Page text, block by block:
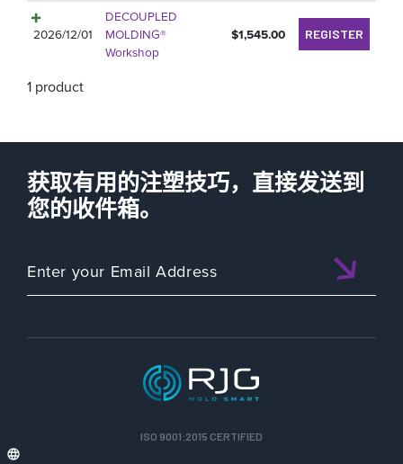
2026/12/01
DECOUPLED
MOLDING®
Workshop
$1,545.00 REGISTER
1 product
获取有用的注塑技巧，直接发送到
您的收件箱。
ISO 9001:2015 CERTIFIED